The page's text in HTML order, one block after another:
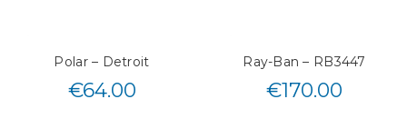
Polar – Detroit
€64.00
Ray-Ban – RB3447
€170.00